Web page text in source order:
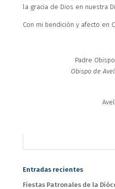
la gracia de Dios en nuestra
Con mi bendición y afecto en
Padre
Obispo de
Entradas recientes
Fiestas Patronales de la